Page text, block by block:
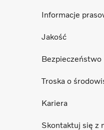
Informacje
Jakość
Bezpieczeństwo
Troska o
Kariera
Skontaktuj się z